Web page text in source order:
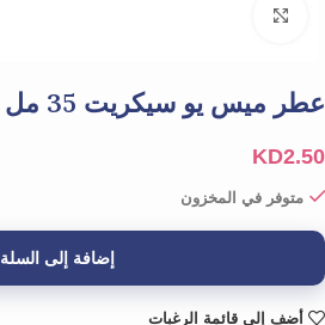
عطر ميس يو سيكريت 35 مل
KD2.50
متوفر في المخزون
إضافة إلى السلة
أضف إلى قائمة الرغبات